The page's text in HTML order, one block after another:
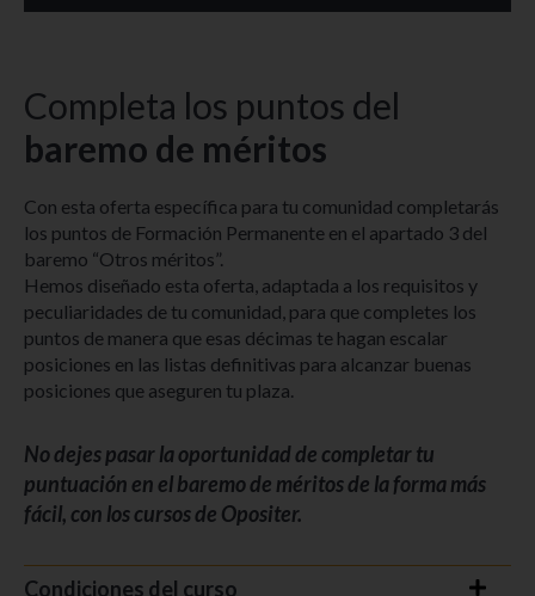
Completa los puntos del
baremo de méritos
Con esta oferta específica para tu comunidad completarás
los puntos de Formación Permanente en el apartado 3 del
baremo “Otros méritos”.
Hemos diseñado esta oferta, adaptada a los requisitos y
peculiaridades de tu comunidad, para que completes los
puntos de manera que esas décimas te hagan escalar
posiciones en las listas definitivas para alcanzar buenas
posiciones que aseguren tu plaza.
No dejes pasar la oportunidad de completar tu
puntuación en el baremo de méritos de la forma más
fácil, con los cursos de Opositer.
Condiciones del curso